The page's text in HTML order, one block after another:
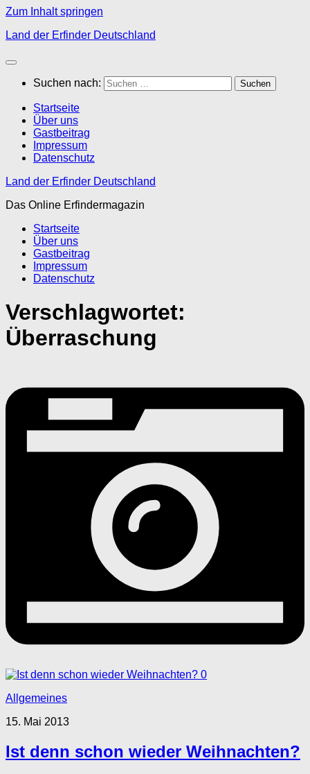
Zum Inhalt springen
Land der Erfinder Deutschland
Suchen nach:
Startseite
Über uns
Gastbeitrag
Impressum
Datenschutz
Land der Erfinder Deutschland
Das Online Erfindermagazin
Startseite
Über uns
Gastbeitrag
Impressum
Datenschutz
Verschlagwortet:
Überraschung
0
Allgemeines
15. Mai 2013
Ist denn schon wieder Weihnachten?